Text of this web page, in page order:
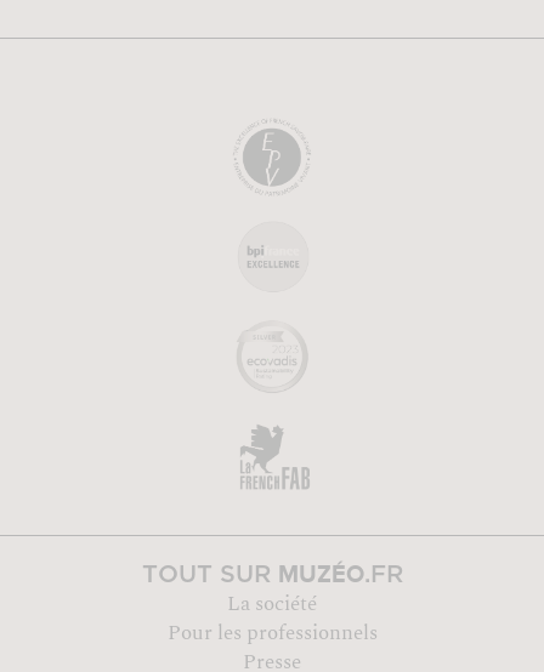
TOUT SUR MUZÉO.FR
La société
Pour les professionnels
Presse